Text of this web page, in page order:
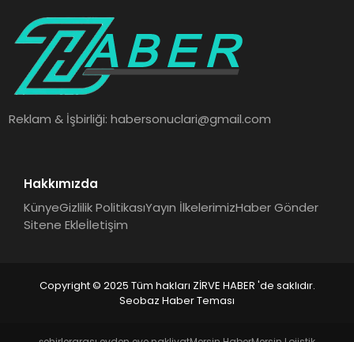
Reklam & İşbirliği:habersonuclari@gmail.com
Hakkımızda
KünyeGizlilik PolitikasıYayın İlkelerimizHaber Gönder
Sitene Ekleİletişim
Copyright © 2025 Tüm hakları ZİRVE HABER 'de saklıdır.
Seobaz Haber Teması